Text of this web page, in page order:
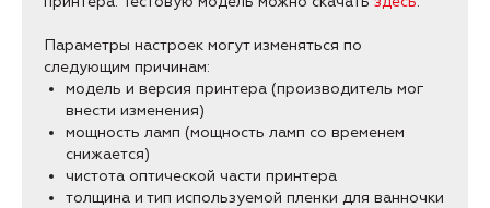
Параметры настроек могут изменяться по
следующим причинам:
модель и версия принтера (производитель мог
внести изменения)
мощность ламп (мощность ламп со временем
снижается)
чистота оптической части принтера
толщина и тип используемой пленки для ванночки